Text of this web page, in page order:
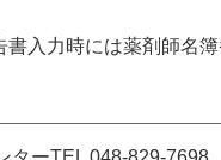
入力時には薬剤師名簿